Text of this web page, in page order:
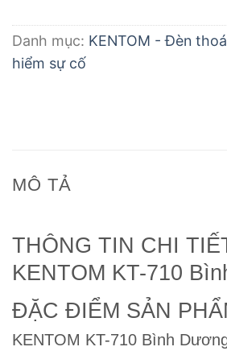
Danh mục: KENTOM - Đèn
hiểm sự cố
MÔ TẢ
THÔNG TIN CHI
KENTOM KT-710
ĐẶC ĐIỂM SẢN
KENTOM KT-710 Bình